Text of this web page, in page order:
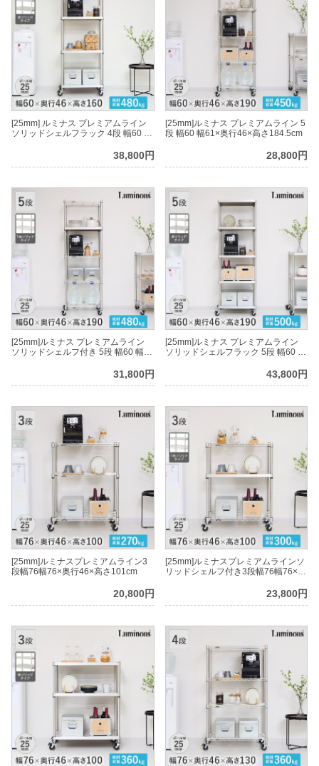
[25mm] ルミナス プレミアムライン
ソリッドシェルフラック 4段 幅60 幅
38,800円
[25mm]ルミナス プレミアムライン 5
段 幅60 幅61×奥行46×高さ184.5cm
28,800円
[25mm]ルミナス プレミアムライン
ソリッドシェルフ付き 5段 幅60 幅
31,800円
[25mm]ルミナス プレミアムライン
ソリッドシェルフラック 5段 幅60 幅
43,800円
[25mm]ルミナスプレミアムライン3
段幅76幅76×奥行46×高さ101cm
20,800円
[25mm]ルミナスプレミアムラインソ
リッドシェルフ付き3段幅76幅76×奥
23,800円